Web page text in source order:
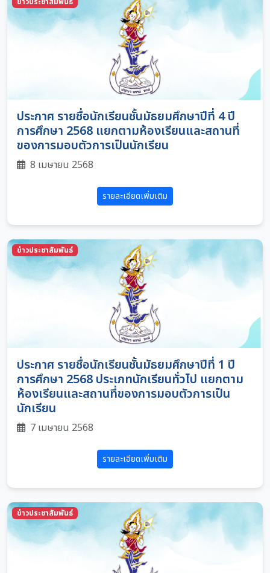
ประกาศ รายชื่อนักเรียนชั้นมัธยมศึกษาปีที่ 4 ปี
การศึกษา 2568 แยกตามห้องเรียนและสถานที่
ของการมอบตัวการเป็นนักเรียน
8 เมษายน 2568
รายละเอียดเพิ่มเติม
ข่าวประชาสัมพันธ์
ประกาศ รายชื่อนักเรียนชั้นมัธยมศึกษาปีที่ 1 ปี
การศึกษา 2568 ประเภทนักเรียนทั่วไป แยกตาม
ห้องเรียนและสถานที่ของการมอบตัวการเป็น
นักเรียน
7 เมษายน 2568
รายละเอียดเพิ่มเติม
ข่าวประชาสัมพันธ์